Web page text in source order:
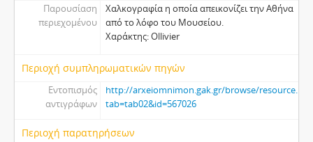
Παρουσίαση
περιεχομένου
Χαλκογραφία η οποία απεικονίζει την Αθήνα
από το λόφο του Μουσείου.
Χαράκτης: Ollivier
Περιοχή συμπληρωματικών πηγών
Εντοπισμός
αντιγράφων
http://arxeiomnimon.gak.gr/browse/
tab=tab02&id=567026
Περιοχή παρατηρήσεων